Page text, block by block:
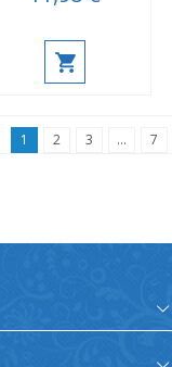
1 2 3 ... 7